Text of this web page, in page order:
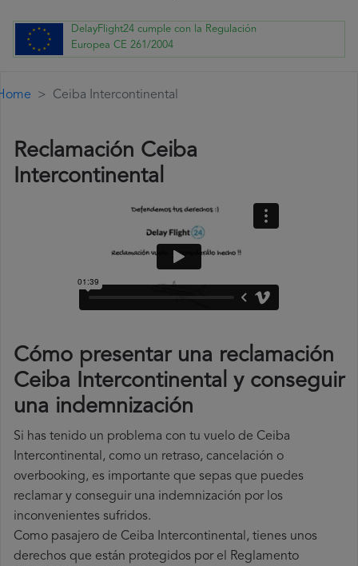
DelayFlight24 cumple con la Regulación
Europea CE 261/2004
Ceiba Intercontinental
Reclamación Ceiba
Intercontinental
Cómo presentar una reclamación
Ceiba Intercontinental y conseguir
una indemnización
Si has tenido un problema con tu vuelo de Ceiba
Intercontinental, como un retraso, cancelación o
overbooking, es importante que sepas que puedes
reclamar y conseguir una indemnización por los
inconvenientes sufridos.
Como pasajero de Ceiba Intercontinental, tienes unos
derechos que están protegidos por el Reglamento